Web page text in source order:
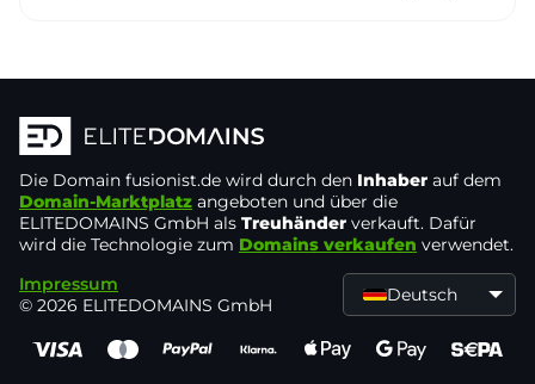
Die Domain fusionist.de wird durch den Inhaber auf dem
Domain-Marktplatz angeboten und über die
ELITEDOMAINS GmbH als Treuhänder verkauft. Dafür
wird die Technologie zum Domains verkaufen verwendet.
Impressum
© 2026 ELITEDOMAINS GmbH
Deutsch